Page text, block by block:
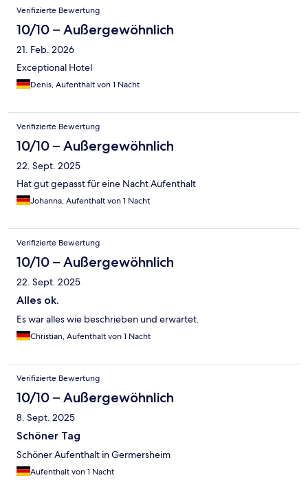
Verifizierte Bewertung
10/10 – Außergewöhnlich
21. Feb. 2026
Exceptional Hotel
Denis, Aufenthalt von 1 Nacht
Verifizierte Bewertung
10/10 – Außergewöhnlich
22. Sept. 2025
Hat gut gepasst für eine Nacht Aufenthalt
Johanna, Aufenthalt von 1 Nacht
Verifizierte Bewertung
10/10 – Außergewöhnlich
22. Sept. 2025
Alles ok.
Es war alles wie beschrieben und erwartet.
Christian, Aufenthalt von 1 Nacht
Verifizierte Bewertung
10/10 – Außergewöhnlich
8. Sept. 2025
Schöner Tag
Schöner Aufenthalt in Germersheim
Aufenthalt von 1 Nacht